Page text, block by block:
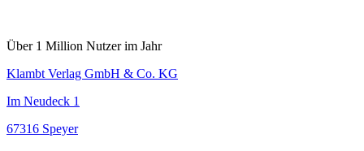
Über 1 Million Nutzer im Jahr
Klambt Verlag GmbH & Co. KG
Im Neudeck 1
67316 Speyer